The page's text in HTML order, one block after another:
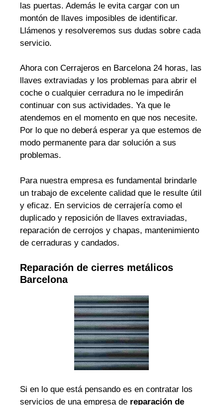
las puertas. Además le evita cargar con un
montón de llaves imposibles de identificar.
Llámenos y resolveremos sus dudas sobre cada
servicio.
Ahora con Cerrajeros en Barcelona 24 horas, las
llaves extraviadas y los problemas para abrir el
coche o cualquier cerradura no le impedirán
continuar con sus actividades. Ya que le
atendemos en el momento en que nos necesite.
Por lo que no deberá esperar ya que estemos de
modo permanente para dar solución a sus
problemas.
Para nuestra empresa es fundamental brindarle
un trabajo de excelente calidad que le resulte útil
y eficaz. En servicios de cerrajería como el
duplicado y reposición de llaves extraviadas,
reparación de cerrojos y chapas, mantenimiento
de cerraduras y candados.
Reparación de cierres metálicos
Barcelona
Si en lo que está pensando es en contratar los
servicios de una empresa de reparación de